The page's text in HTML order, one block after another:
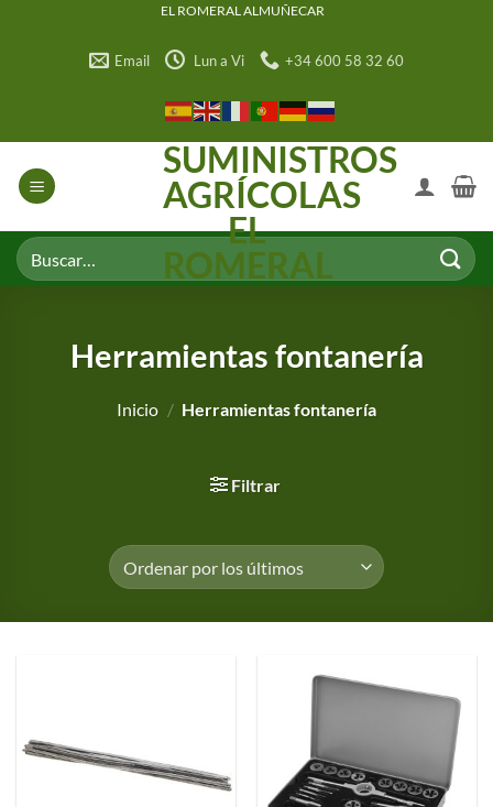
EL ROMERAL ALMUÑECAR
Email Lun a Vi +34 600 58 32 60
SUMINISTROS
AGRÍCOLAS
EL
ROMERAL
Buscar
por:
Herramientas fontanería
Inicio / Herramientas fontanería
Filtrar